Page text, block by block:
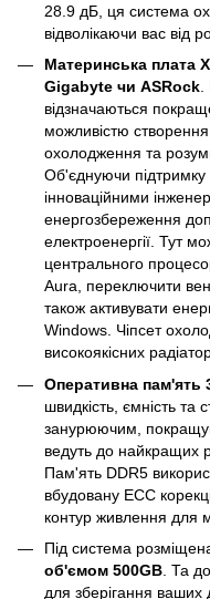
28.9 дБ, ця система
відволікаючи вас від
Материнська плата
Gigabyte чи ASRock.
відзначаються
можливістю
охолодження та
Об'єднуючи
інноваційними
енергозбереження
електроенергії. Тут
центрального
Aura, переключити
також активувати
Windows. Чіпсет
високоякісних
Оперативна пам'ять
швидкість, ємність та
занурюючим,
ведуть до найкращих
Пам'ять DDR5
вбудовану ECC
контур живлення для
Під система
об'ємом 500GB. Та
для зберігання ваших